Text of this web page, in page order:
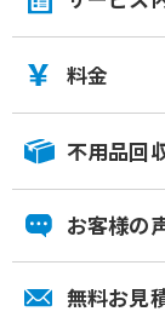
料金
不用品回
お客様の
無料お見